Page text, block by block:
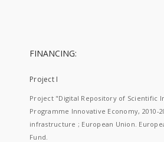
FINANCING:
Project I
Project "Digital Repository of Scientific
Programme Innovative Economy, 2010-
infrastructure ; European Union.
Fund.